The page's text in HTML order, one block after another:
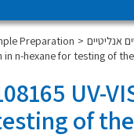
Preparation
in n-hexane for testing of
UV-
of